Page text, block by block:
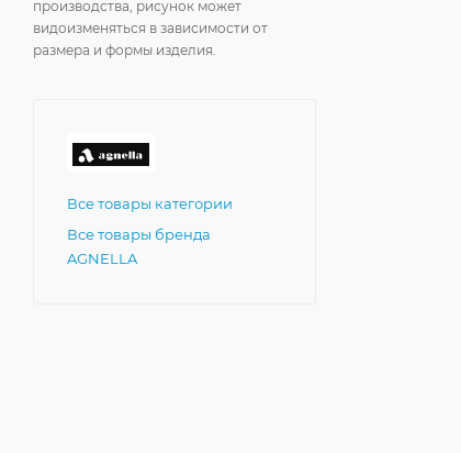
производства, рисунок может
видоизменяться в зависимости от
размера и формы изделия.
Все товары категории
Все товары бренда
AGNELLA